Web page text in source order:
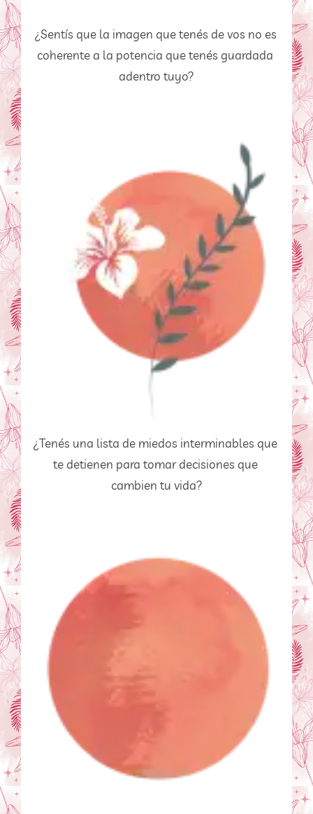
¿Sentís que la imagen que tenés de vos no es
coherente a la potencia que tenés guardada
adentro tuyo?
¿Tenés una lista de miedos interminables que
te detienen para tomar decisiones que
cambien tu vida?